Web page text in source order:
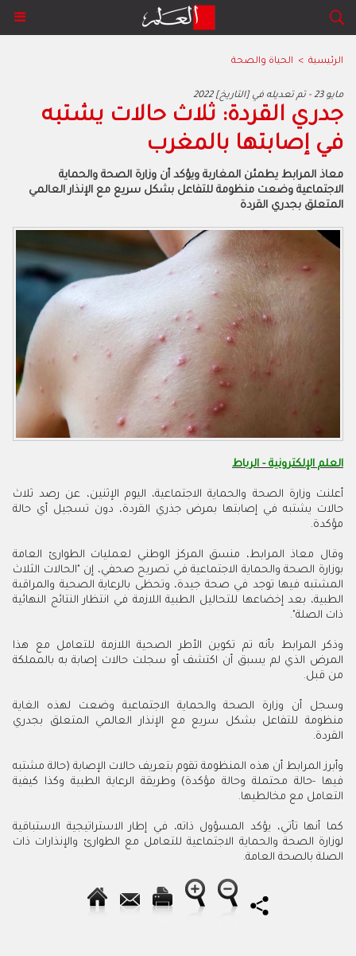
الرئيسية > الحياة والصحة
2022 مايو 23 - تم تعديله في [التاريخ]
جدري القردة: ثلاث حالات يشتبه
في إصابتها بالمغرب
معاذ المرابط يطمئن المغاربة ويؤكد أن وزارة الصحة والحماية
الاجتماعية وضعت منظومة للتفاعل بشكل سريع مع الإنذار العالمي
المتعلق بجدري القردة
العلم الإلكترونية - الرباط
أعلنت وزارة الصحة والحماية الاجتماعية، اليوم الإثنين، عن رصد ثلاث
حالات يشتبه في إصابتها بمرض جذري القردة، دون تسجيل أي حالة
مؤكدة.
وقال معاذ المرابط، منسق المركز الوطني لعمليات الطوارئ العامة
بوزارة الصحة والحماية الاجتماعية في تصريح صحفي، إن "الحالات الثلاث
المشتبه فيها توجد في صحة جيدة، وتحظى بالرعاية الصحية والمراقبة
الطبية، بعد إخضاعها للتحاليل الطبية اللازمة في انتظار النتائج النهائية
ذات الصلة".
وذكر المرابط بأنه تم تكوين الأطر الصحية اللازمة للتعامل مع هذا
المرض الذي لم يسبق أن اكتشف أو سجلت حالات إصابة به بالمملكة
من قبل.
وسجل أن وزارة الصحة والحماية الاجتماعية وضعت لهذه الغاية
منظومة للتفاعل بشكل سريع مع الإنذار العالمي المتعلق بجدري
القردة.
وأبرز المرابط أن هذه المنظومة تقوم بتعريف حالات الإصابة (حالة مشتبه
فيها -حالة محتملة وحالة مؤكدة) وطريقة الرعاية الطبية وكذا كيفية
التعامل مع مخالطيها.
كما أنها تأتي، يؤكد المسؤول ذاته، في إطار الاستراتيجية الاستباقية
لوزارة الصحة والحماية الاجتماعية للتعامل مع الطوارئ والإنذارات ذات
الصلة بالصحة العامة.